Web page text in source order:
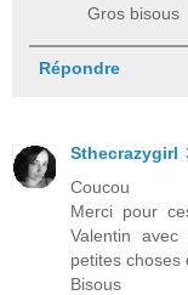
Gros bisous
Répondre
Sthecrazygirl
Coucou
Merci pour
Valentin
petites choses
Bisous